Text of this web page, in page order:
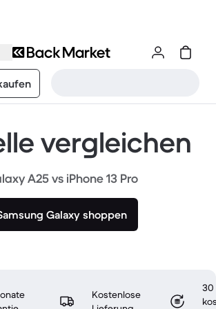
vergleichen
A25 vs iPhone 13 Pro
Galaxy shoppen
Kostenlose
30